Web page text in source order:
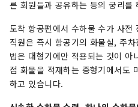
른 회원들과 공유하는 등의 궁리를
도착 항공편에서 수하물 수가 사전
직원은 즉시 항공기의 화물실, 주
법은 대형기에만 적용되는 것이 아
접 화물을 적재하는 중형기에서도
하고 있습니다.